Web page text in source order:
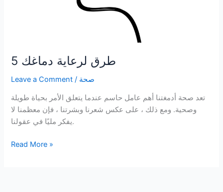
5 طرق لرعاية دماغك
Leave a Comment / صحة
تعد صحة أدمغتنا أهم عامل حاسم عندما يتعلق الأمر بحياة طويلة
وصحية. ومع ذلك ، على عكس شعرنا وبشرتنا ، فإن معظمنا لا
يفكر مليًا في عقولنا.
5
Read More »